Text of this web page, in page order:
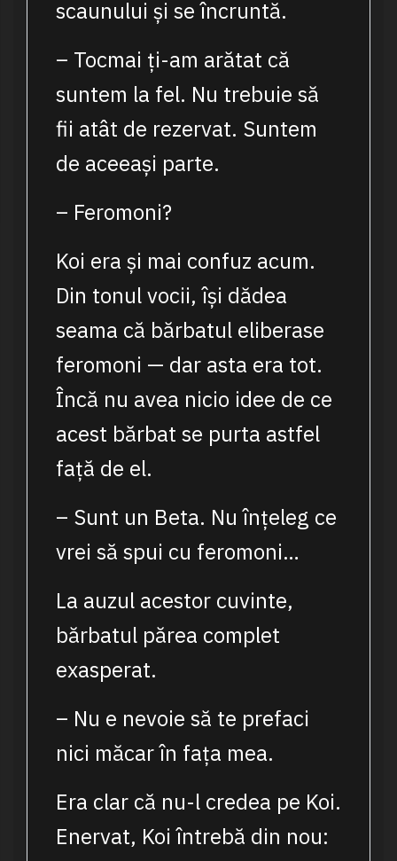
scaunului și se încruntă.
– Tocmai ți-am arătat că
suntem la fel. Nu trebuie să
fii atât de rezervat. Suntem
de aceeași parte.
– Feromoni?
Koi era și mai confuz acum.
Din tonul vocii, își dădea
seama că bărbatul eliberase
feromoni — dar asta era tot.
Încă nu avea nicio idee de ce
acest bărbat se purta astfel
față de el.
– Sunt un Beta. Nu înțeleg ce
vrei să spui cu feromoni…
La auzul acestor cuvinte,
bărbatul părea complet
exasperat.
– Nu e nevoie să te prefaci
nici măcar în fața mea.
Era clar că nu-l credea pe Koi.
Enervat, Koi întrebă din nou: